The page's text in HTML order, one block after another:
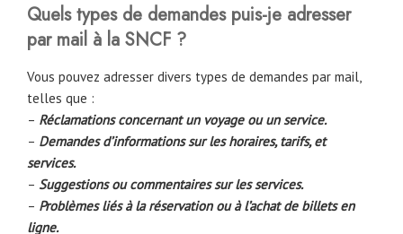
Quels types de demandes puis-je adresser
par mail à la SNCF ?
Vous pouvez adresser divers types de demandes par mail,
telles que :
– Réclamations concernant un voyage ou un service.
– Demandes d’informations sur les horaires, tarifs, et
services.
– Suggestions ou commentaires sur les services.
– Problèmes liés à la réservation ou à l’achat de billets en
ligne.